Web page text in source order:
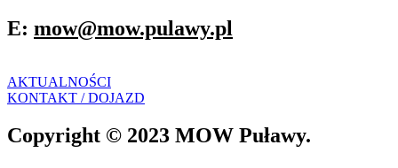
E: mow@mow.pulawy.pl
AKTUALNOŚCI
KONTAKT / DOJAZD
Copyright © 2023 MOW Puławy.